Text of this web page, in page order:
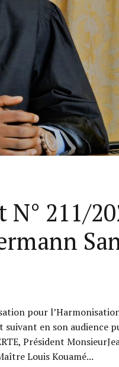
211/
pour
en son audience
Président
Louis Kouamé...